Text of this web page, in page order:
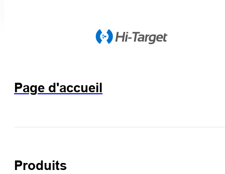
Page d'accueil
Produits